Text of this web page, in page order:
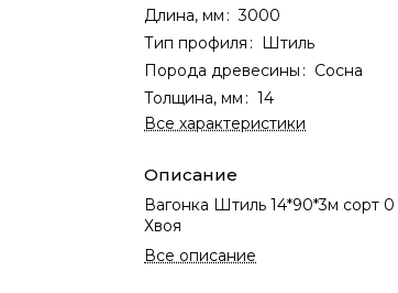
Длина, мм : 3000
Тип профиля : Штиль
Порода древесины : Сосна
Толщина, мм : 14
Все характеристики
Описание
Вагонка Штиль 14*90*3м сорт
Хвоя
Все описание